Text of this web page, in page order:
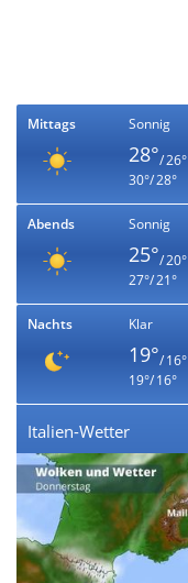
Mittags Sonnig
28°/ 26°
30°/ 28°
Abends Sonnig
25°/ 20°
27°/ 21°
Nachts Klar
19°/ 16°
19°/ 16°
Italien-Wetter